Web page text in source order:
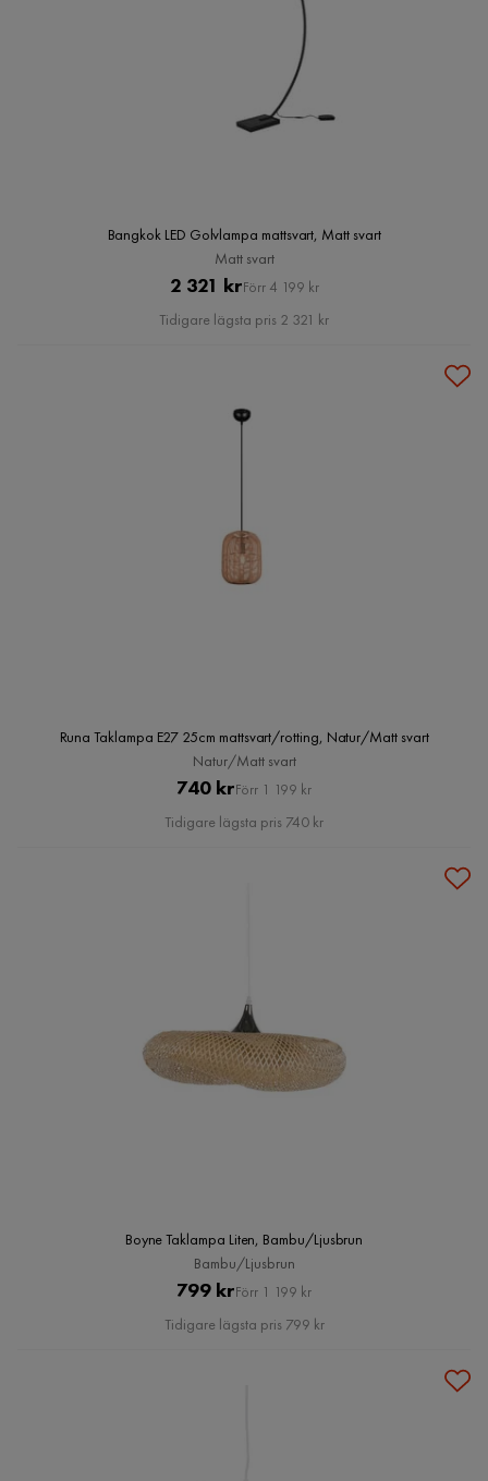
Bangkok LED Golvlampa mattsvart, Matt svart
Matt svart
Pris
2 321 krOriginal
Pris
Förr 4 199 kr
Tidigare lägsta pris 2 321 kr
Runa Taklampa E27 25cm mattsvart/rotting, Natur/Matt svart
Natur/Matt svart
Pris
740 kr Original
Pris
Förr 1 199 kr
Tidigare lägsta pris 740 kr
Boyne Taklampa Liten, Bambu/Ljusbrun
Bambu/Ljusbrun
Pris
799 kr Original
Pris
Förr 1 199 kr
Tidigare lägsta pris 799 kr